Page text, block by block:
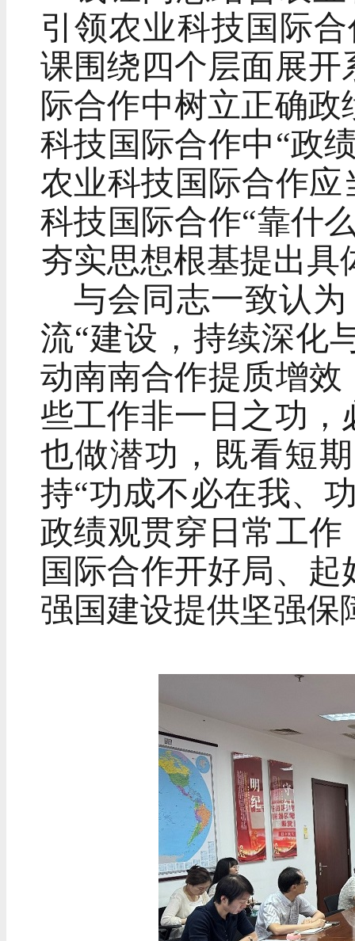
引领农业科技国际
课围绕四个层面展
际合作中树立正确
科技国际合作中“政
农业科技国际合作应
科技国际合作“靠什
夯实思想根基提出具
与会同志一致认
流“建设，持续深化
动南南合作提质增效
些工作非一日之功
也做潜功，既看短
持“功成不必在我、
政绩观贯穿日常工作
国际合作开好局、
强国建设提供坚强保